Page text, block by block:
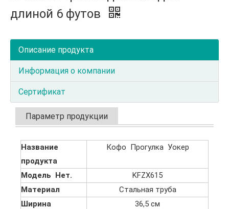
длиной 6 футов
Описание продукта
Информация о компании
Сертификат
Параметр продукции
Название
продукта
Кофо Прогулка Уокер
Модель Нет.
KFZX615
Материал
Стальная труба
Ширина
36,5 см